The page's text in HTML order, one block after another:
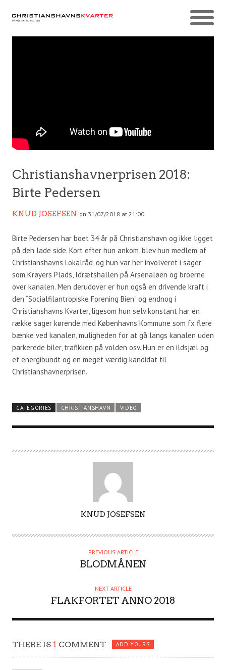
Christianshavnerprisen 2018:
Birte Pedersen
KNUD JOSEFSEN on 31/07/2018 at 21:00
Birte Pedersen har boet 34 år på Christianshavn og ikke ligget
på den lade side. Kort efter hun ankom, blev hun medlem af
Christianshavns Lokalråd, og hun var her involveret i sager
som Krøyers Plads, Idrætshallen på Arsenaløen og broerne
over kanalen. Men derudover er hun også en drivende kraft i
den “Socialfilantropiske Forening Bien” og endnog i
Christianshavns Kvarter, ligesom hun selv konstant har en
række sager kørende med Københavns Kommune som fx flere
bænke ved kanalen, muligheden for at gå langs kanalen uden
parkerede biler, trafikken på volden osv. Hun er en ildsjæl og
et energibundt og en meget værdig kandidat til
Christianshavnerprisen.
CATEGORIES CHRISTIANSHAVN VIDEO
T
KNUD JOSEFSEN
PREVIOUS ARTICLE
BLODMÅNEN
NEXT ARTICLE
FLAKFORTET ANNO 2018
THERE IS 1 COMMENT ADD YOURS